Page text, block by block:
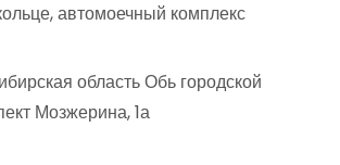
автомоечный комплекс
область Обь городской
Мозжерина, 1а